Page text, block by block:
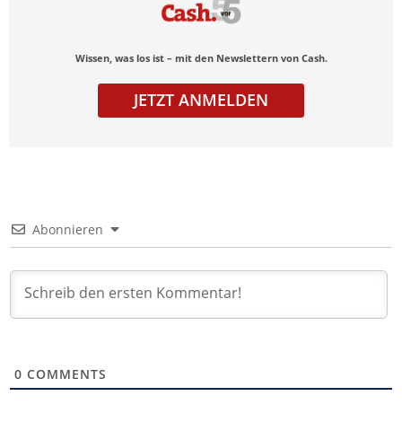
Wissen, was los ist – mit den Newslettern von Cash.
JETZT ANMELDEN
Abonnieren
0 COMMENTS